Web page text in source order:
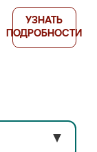
УЗНАТЬ
ПОДРОБНОСТИ
▼